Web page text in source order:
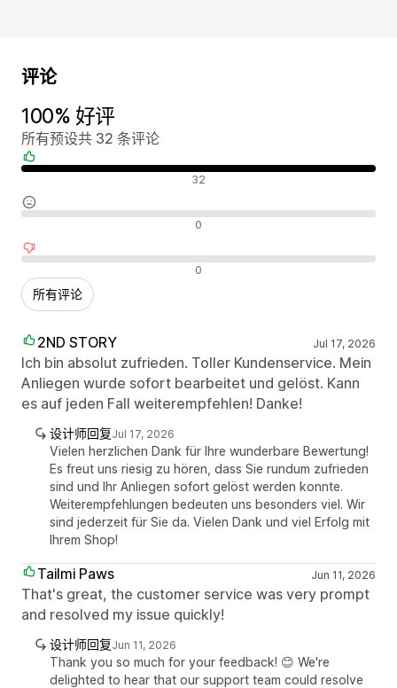
评论
100% 好评
所有预设共 32 条评论
好评 32
中评 0
差评 0
所有评论
2ND STORY Jul 17, 2026
Ich bin absolut zufrieden. Toller Kundenservice. Mein
Anliegen wurde sofort bearbeitet und gelöst. Kann
es auf jeden Fall weiterempfehlen! Danke!
设计师回复Jul 17, 2026
Vielen herzlichen Dank für Ihre wunderbare Bewertung!
Es freut uns riesig zu hören, dass Sie rundum zufrieden
sind und Ihr Anliegen sofort gelöst werden konnte.
Weiterempfehlungen bedeuten uns besonders viel. Wir
sind jederzeit für Sie da. Vielen Dank und viel Erfolg mit
Ihrem Shop!
Tailmi Paws Jun 11, 2026
That's great, the customer service was very prompt
and resolved my issue quickly!
设计师回复Jun 11, 2026
Thank you so much for your feedback! 😊 We're
delighted to hear that our support team could resolve